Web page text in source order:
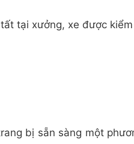
tại xưởng, xe được
bị sẵn sàng một